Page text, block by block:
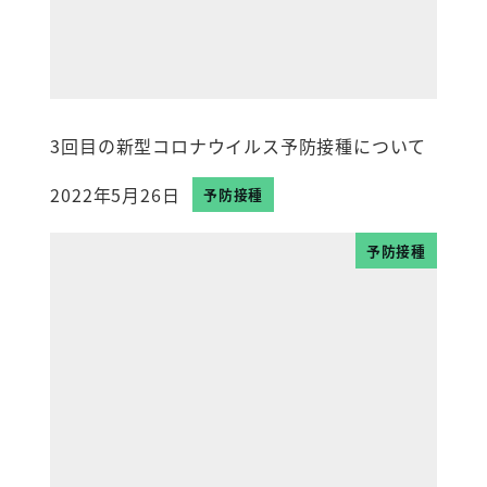
3回目の新型コロナウイルス予防接種について
投稿日
2022年5月26日 予防接種
予防接種